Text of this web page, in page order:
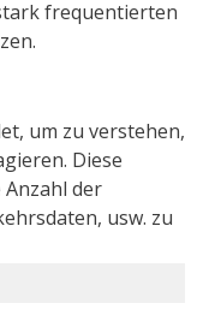
frequentierten
um zu verstehen,
Diese
der
usw. zu